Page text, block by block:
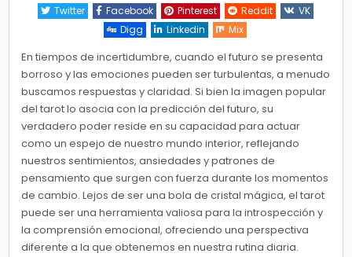
de
la
como
Espejo
de
Twitter
Facebook Pinterest Reddit
VK
Digg
Linkedin Mix
En tiempos de incertidumbre, cuando el futuro se presenta
borroso y las emociones pueden ser turbulentas, a menudo
buscamos respuestas y claridad. Si bien la imagen popular
del tarot lo asocia con la predicción del futuro, su
verdadero poder reside en su capacidad para actuar
como un espejo de nuestro mundo interior, reflejando
nuestros sentimientos, ansiedades y patrones de
pensamiento que surgen con fuerza durante los momentos
de cambio. Lejos de ser una bola de cristal mágica, el tarot
puede ser una herramienta valiosa para la introspección y
la comprensión emocional, ofreciendo una perspectiva
diferente a la que obtenemos en nuestra rutina diaria.